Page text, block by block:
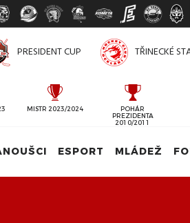
PRESIDENT CUP TŘINECKÉ
MISTR 2023/2024
POHÁR
PREZIDENTA
2010/2011
ESPORT MLÁDEŽ